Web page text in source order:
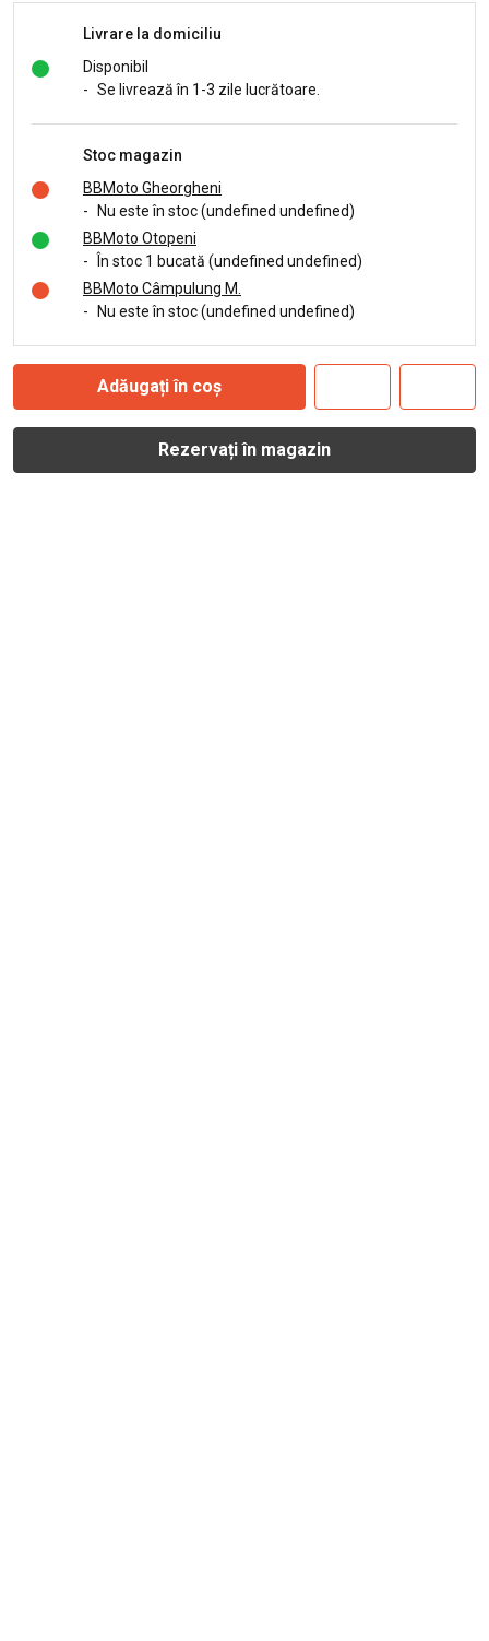
Livrare la domiciliu
Disponibil
- Se livrează în 1-3 zile lucrătoare.
Stoc magazin
BBMoto Gheorgheni
-
Nu este în stoc (undefined undefined)
BBMoto Otopeni
-
În stoc 1 bucată (undefined undefined)
BBMoto Câmpulung M.
-
Nu este în stoc (undefined undefined)
Adăugați în coș
Rezervați în magazin